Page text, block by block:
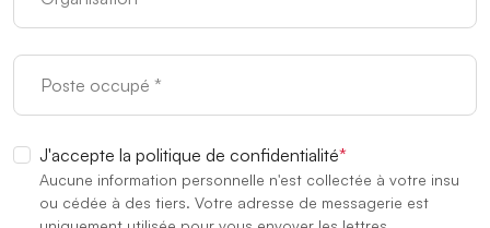
Poste occupé
J'accepte la politique de confidentialité
Aucune information personnelle n'est collectée à votre insu
ou cédée à des tiers. Votre adresse de messagerie est